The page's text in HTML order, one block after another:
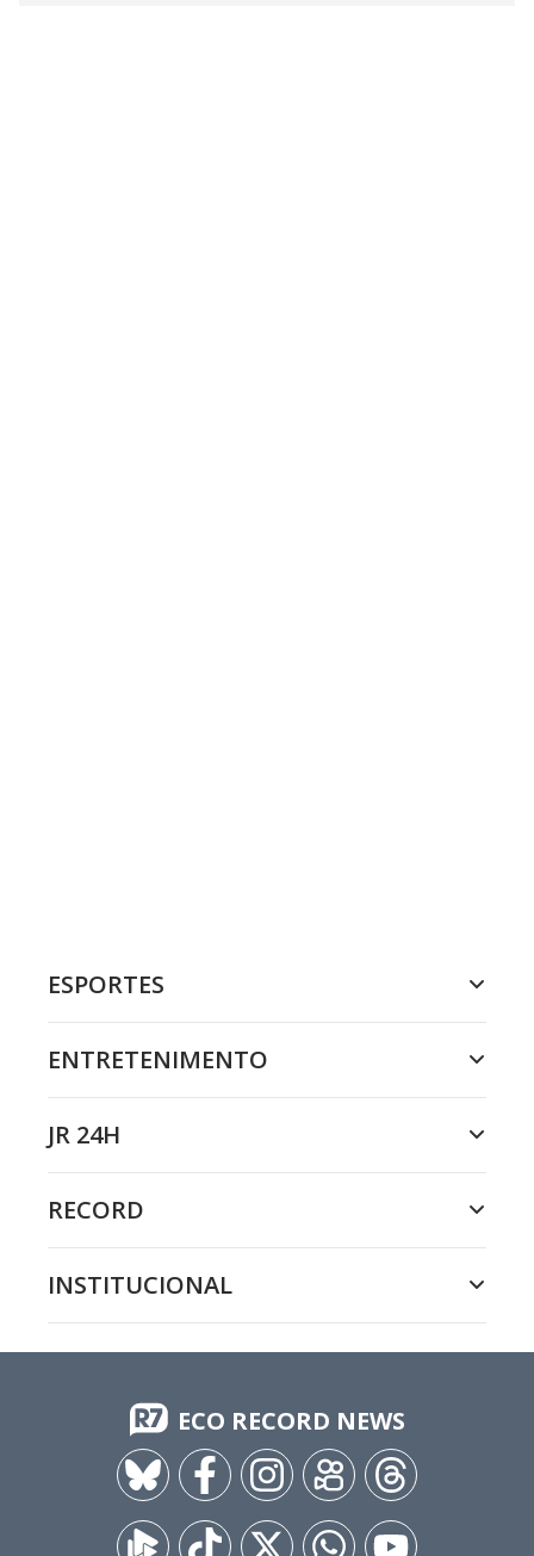
ESPORTES
ENTRETENIMENTO
JR 24H
RECORD
INSTITUCIONAL
ECO RECORD NEWS